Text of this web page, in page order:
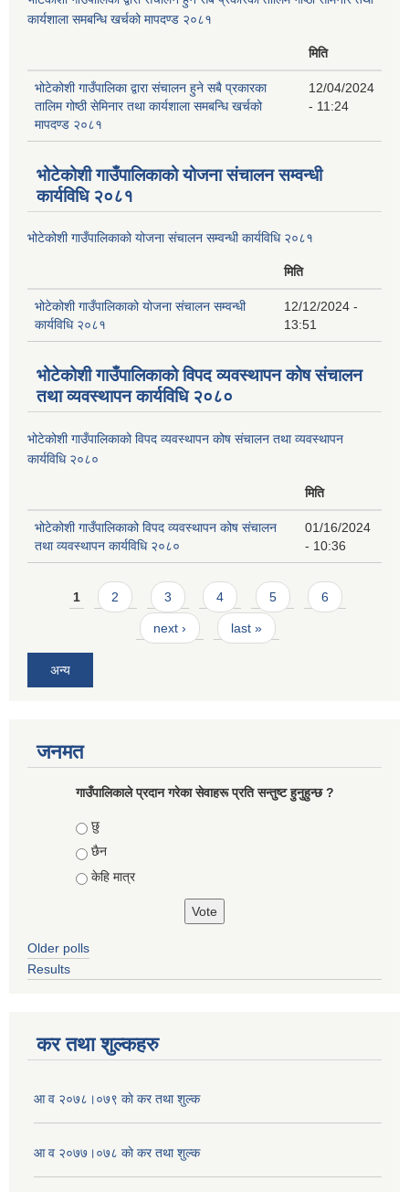
कार्यशाला समबन्धि खर्चको मापदण्ड २०८१
मिति
भोटेकोशी गाउँपालिका द्वारा संचालन हुने सबै प्रकारका
तालिम गोष्ठी सेमिनार तथा कार्यशाला समबन्धि खर्चको
मापदण्ड २०८१
12/04/2024
- 11:24
भोटेकोशी गाउँपालिकाको योजना संचालन सम्वन्धी
कार्यविधि २०८१
भोटेकोशी गाउँपालिकाको योजना संचालन सम्वन्धी कार्यविधि २०८१
मिति
भोटेकोशी गाउँपालिकाको योजना संचालन सम्वन्धी
कार्यविधि २०८१
12/12/2024 -
13:51
भोटेकोशी गाउँपालिकाको विपद व्यवस्थापन कोष संचालन
तथा व्यवस्थापन कार्यविधि २०८०
भोटेकोशी गाउँपालिकाको विपद व्यवस्थापन कोष संचालन तथा व्यवस्थापन
कार्यविधि २०८०
मिति
भोटेकोशी गाउँपालिकाको विपद व्यवस्थापन कोष संचालन
तथा व्यवस्थापन कार्यविधि २०८०
01/16/2024
- 10:36
Pages
1 2 3 4 5 6
next › last »
अन्य
जनमत
गाउँपालिकाले प्रदान गरेका सेवाहरू प्रति सन्तुष्ट हुनुहुन्छ ?
Choices
छु
छैन
केहि मात्र
Older polls
Results
कर तथा शुल्कहरु
आ व २०७८।०७९ काे कर तथा शुल्क
आ व २०७७।०७८ काे कर तथा शुल्क